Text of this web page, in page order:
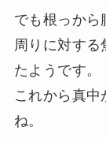
でも根っから
周りに対す
たようです。
これから真
ね。